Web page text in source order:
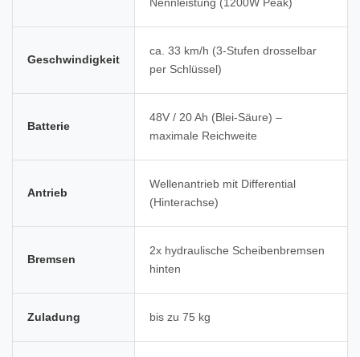
Geschwindigkeit
ca. 33 km/h (3-Stufen drosselbar
per Schlüssel)
Batterie
48V / 20 Ah (Blei-Säure) –
maximale Reichweite
Antrieb
Wellenantrieb mit Differential
(Hinterachse)
Bremsen
2x hydraulische Scheibenbremsen
hinten
Zuladung bis zu 75 kg